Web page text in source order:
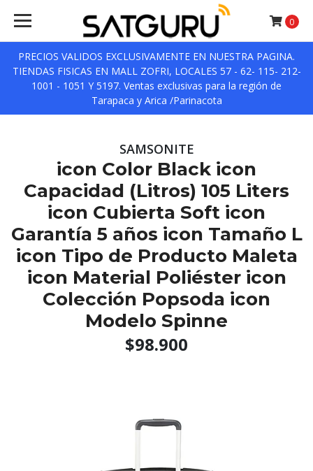
PRECIOS VALIDOS EXCLUSIVAMENTE EN NUESTRA PAGINA.
TIENDAS FISICAS EN MALL ZOFRI, LOCALES 57 - 62- 115- 212-
1001 - 1051 Y 5197. Ventas exclusivas para la región de
Tarapaca y Arica /Parinacota
0
SAMSONITE
icon Color Black icon
Capacidad (Litros) 105 Liters
icon Cubierta Soft icon
Garantía 5 años icon Tamaño L
icon Tipo de Producto Maleta
icon Material Poliéster icon
Colección Popsoda icon
Modelo Spinne
$98.900